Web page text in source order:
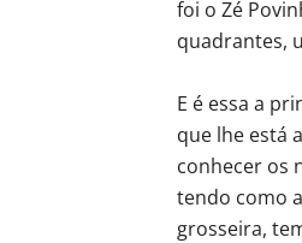
foi o Zé
quadrantes,
E é essa a
que lhe está
conhecer os
tendo como
grosseira,